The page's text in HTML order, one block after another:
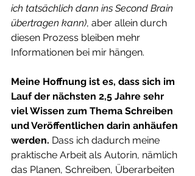
ich tatsächlich dann ins Second Brain
übertragen kann), aber allein durch
diesen Prozess bleiben mehr
Informationen bei mir hängen.
Meine Hoffnung ist es, dass sich im
Lauf der nächsten 2,5 Jahre sehr
viel Wissen zum Thema Schreiben
und Veröffentlichen darin anhäufen
werden. Dass ich dadurch meine
praktische Arbeit als Autorin, nämlich
das Planen, Schreiben, Überarbeiten